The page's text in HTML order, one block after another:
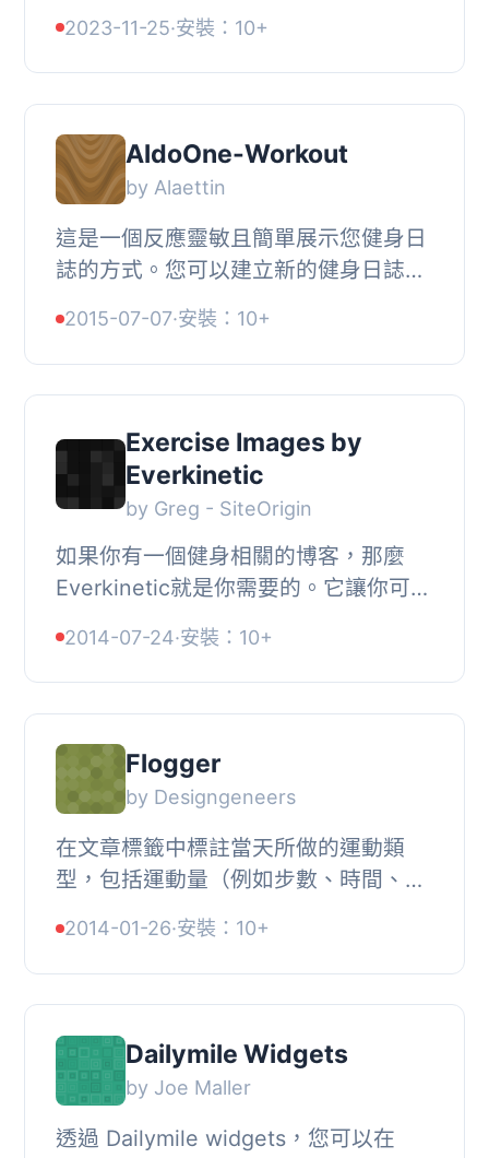
以下是可能的答案類型：, 在文字方塊
中輸入正確...
2023-11-25·安裝：10+
AldoOne-Workout
by Alaettin
這是一個反應靈敏且簡單展示您健身日
誌的方式。您可以建立新的健身日誌、
貼短碼到任意文章/頁面。此免費版本不
受限制且不...
2015-07-07·安裝：10+
Exercise Images by
Everkinetic
by Greg - SiteOrigin
如果你有一個健身相關的博客，那麼
Everkinetic就是你需要的。它讓你可以
據庫。, 這個外掛讓你在WordPress管
理員中瀏覽Ev...
2014-07-24·安裝：10+
Flogger
by Designgeneers
在文章標籤中標註當天所做的運動類
型，包括運動量（例如步數、時間、次
旨在鼓勵每天寫作和運動。
2014-01-26·安裝：10+
Dailymile Widgets
by Joe Maller
透過 Dailymile widgets，您可以在